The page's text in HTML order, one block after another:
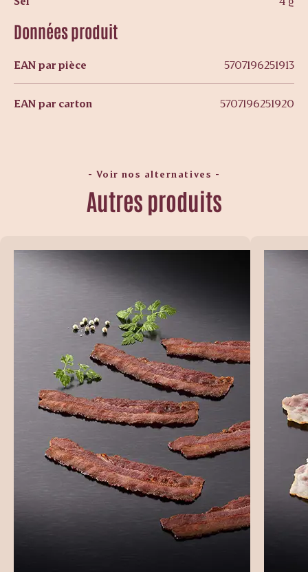
Données produit
EAN par pièce 5707196251913
EAN par carton 5707196251920
- Voir nos alternatives -
Autres produits